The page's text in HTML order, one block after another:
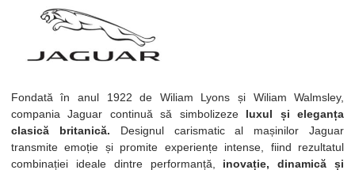
Fondată în anul 1922 de Wiliam Lyons și Wiliam Walmsley,
compania Jaguar continuă să simbolizezeluxul și eleganța
clasică britanică. Designul carismatic al mașinilor Jaguar
transmite emoție și promite experiențe intense, fiind rezultatul
combinației ideale dintre performanță, inovație, dinamică și